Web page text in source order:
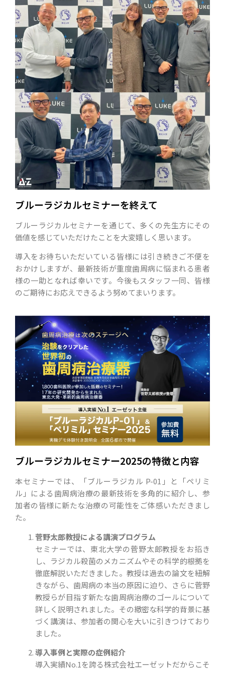
ブルーラジカルセミナーを終えて
ブルーラジカルセミナーを通じて、多くの先生方にその
価値を感じていただけたことを大変嬉しく思います。
導入をお待ちいただいている皆様には引き続きご不便を
おかけしますが、最新技術が重度歯周病に悩まれる患者
様の一助となれば幸いです。今後もスタッフ一同、皆様
のご期待にお応えできるよう努めてまいります。
ブルーラジカルセミナー2025の特徴と内容
本セミナーでは、「ブルーラジカル P-01」と「ペリミ
ル」による歯周病治療の最新技術を多角的に紹介し、参
加者の皆様に新たな治療の可能性をご体感いただきまし
た。
菅野太郎教授による講演プログラム
セミナーでは、東北大学の菅野太郎教授をお招き
し、ラジカル殺菌のメカニズムやその科学的根拠を
徹底解説いただきました。教授は過去の論文を紐解
きながら、歯周病の本当の原因に迫り、さらに菅野
教授らが目指す新たな歯周病治療のゴールについて
詳しく説明されました。その緻密な科学的背景に基
づく講演は、参加者の関心を大いに引きつけており
ました。
導入事例と実際の症例紹介
導入実績No.1を誇る株式会社エーゼットだからこそ